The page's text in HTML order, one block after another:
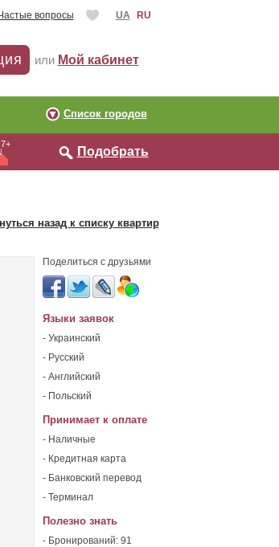
вопросы UARU
или Мой кабинет
Список городов
7+
Подобрать
назад к списку квартир
Поделиться с друзьями
Языки заявок
- Украинский
- Русский
- Английский
- Польский
Принимает к оплате
- Наличные
- Кредитная карта
- Банковский перевод
- Терминал
Полезно знать
- Бронирований: 91